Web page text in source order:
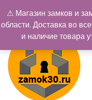
содержимому
⚠ Магазин замков и
области. Доставка во
и наличие товара